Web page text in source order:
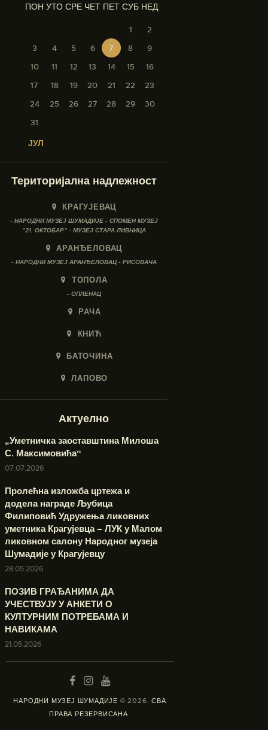
ПОН УТО СРЕ ЧЕТ ПЕТ СУБ НЕД
1
2
3
4 5 6 7 8
9
10
11 12 13 14 15
16
17
18 19 20 21 22
23
24
25 26 27 28 29
30
31
« ЈУЛ
Територијална надлежност
КРАГУЈЕВАЦ
- НАРОДНИ МУЗЕЈ ШУМАДИЈЕ - СПОМЕН МУЗЕЈ
"21. ОКТОБАР" - МУЗЕЈ СТАРА ЛИВНИЦА
АРАНЂЕЛОВАЦ
- НАРОДНИ МУЗЕЈ АРАНЂЕЛОВАЦ - РИСОВАЧА
ТОПОЛА
- ОПЛЕНАЦ
РАЧА
КНИЋ
БАТОЧИНА
ЛАПОВО
Актуелно
„Уметничка заоставштина Милоша
С. Максимовића“
07.07.2026
Пролећна изложба цртежа и
додела награде Љубица
Филиповић Удружења ликовних
уметника Крагујевца – ЛУК у Малом
ликовном салону Народног музеја
Шумадије у Крагујевцу
28.05.2026
ПОЗИВ ГРАЂАНИМА ДА
УЧЕСТВУЈУ У АНКЕТИ О
КУЛТУРНИМ ПОТРЕБАМА И
НАВИКАМА
21.05.2026
НАРОДНИ МУЗЕЈ ШУМАДИЈЕ © 2026.СВА
ПРАВА РЕЗЕРВИСАНА.